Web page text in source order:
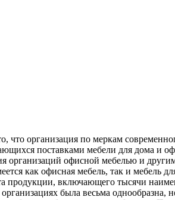
что организация по меркам
поставками мебели для дома и
офисной мебелью и
как офисная мебель, так и мебель
включающего тысячи
была весьма